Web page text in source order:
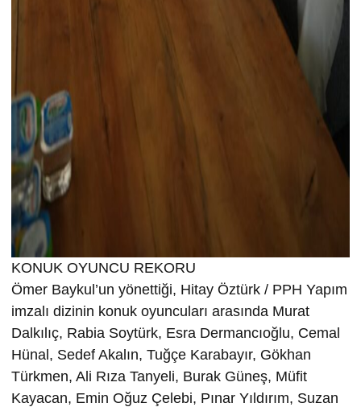
KONUK OYUNCU REKORU
Ömer Baykul’un yönettiği, Hitay Öztürk / PPH Yapım
imzalı dizinin konuk oyuncuları arasında Murat
Dalkılıç, Rabia Soytürk, Esra Dermancıoğlu, Cemal
Hünal, Sedef Akalın, Tuğçe Karabayır, Gökhan
Türkmen, Ali Rıza Tanyeli, Burak Güneş, Müfit
Kayacan, Emin Oğuz Çelebi, Pınar Yıldırım, Suzan